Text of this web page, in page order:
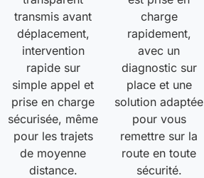
transmis avant
déplacement,
intervention
rapide sur
simple appel et
prise en charge
sécurisée, même
pour les trajets
de moyenne
distance.
charge
rapidement,
avec un
diagnostic sur
place et une
solution adaptée
pour vous
remettre sur la
route en toute
sécurité.